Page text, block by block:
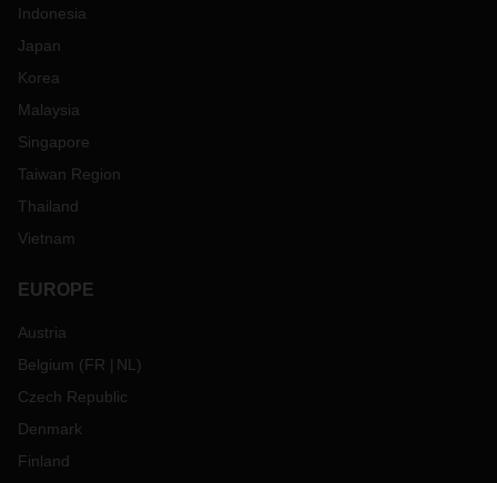
Indonesia
Japan
Korea
Malaysia
Singapore
Taiwan Region
Thailand
Vietnam
EUROPE
Austria
Belgium (FR NL )
Czech Republic
Denmark
Finland